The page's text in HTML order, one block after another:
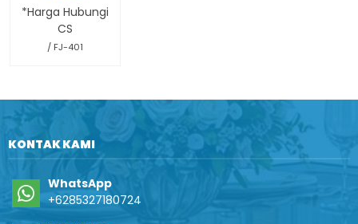
*Harga Hubungi
CS
/ FJ-401
KONTAK KAMI
WhatsApp
+6285327180724